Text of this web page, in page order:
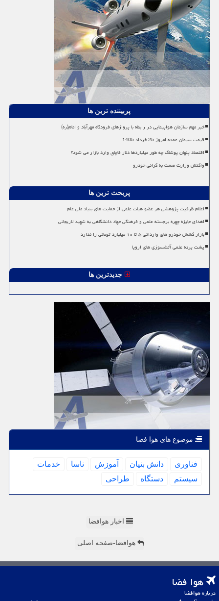
پربیننده ترین ها
خبر مهم سازمان هواپیمایی در رابطه با پروازهای فرودگاه مهرآباد و امام(ره)
قیمت سیمان عمده امروز 25 خرداد 1405
اقتصاد پنهان پوشاک چه طور میلیاردها دلار قاچاق وارد بازار می شود؟
واکنش وزارت صمت به گرانی خودرو
پربحث ترین ها
اعلام ظرفیت پژوهشی هر عضو هیات علمی از حمایت های بنیاد ملی علم
اهدای جایزه چهره برجسته علمی و فرهنگی جهاد دانشگاهی به شهید لاریجانی
بازار کشش خودرو های وارداتی ۵ تا ۱۰ میلیارد تومانی را ندارد
پشت پرده علمی آتشسوزی های اروپا
جدیدترین ها
موضوع های هوا فضا
فناوری دانش بنیان آموزش ناسا
خدمات
سیستم
دستگاه طراحی
اخبار هوافضا
هوافضا-صفحه اصلی
هوا فضا
درباره هوافضا